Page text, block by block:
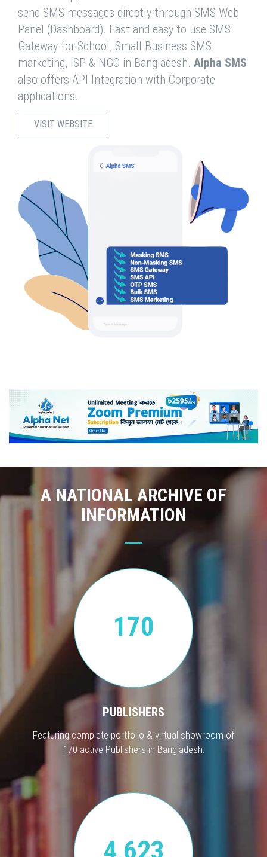
send SMS messages directly through SMS Web
Panel (Dashboard). Fast and easy to use SMS
Gateway for School, Small Business SMS
marketing, ISP & NGO in Bangladesh. Alpha SMS
also offers API Integration with Corporate
applications.
VISIT WEBSITE
A NATIONAL ARCHIVE OF
INFORMATION
170
PUBLISHERS
Featuring complete portfolio & virtual showroom of
170 active Publishers in Bangladesh.